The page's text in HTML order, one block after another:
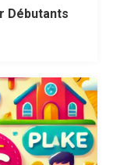
Débutants